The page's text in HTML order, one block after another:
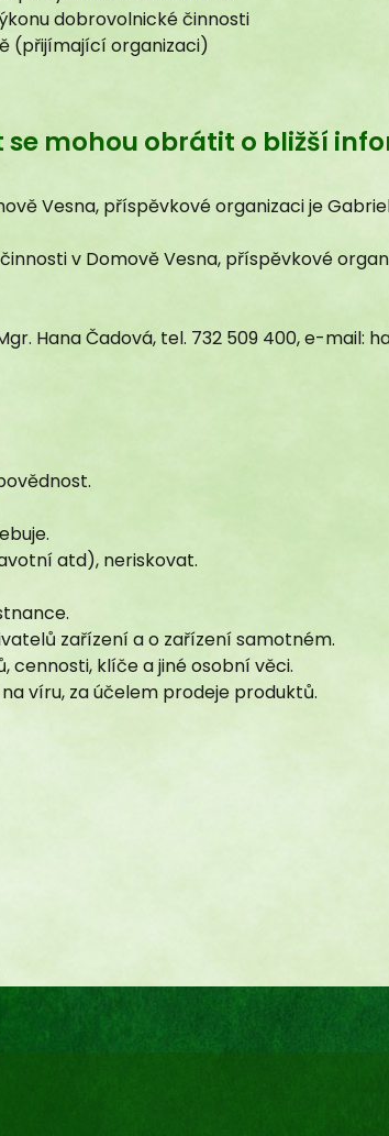
dobrovolnické činnosti
(přijímající organizaci)
Vesna, příspěvkové organizaci je
v Domově Vesna, příspěvkové
Hana Čadová, tel. 732 509 400, e-mail:
atd), neriskovat.
zařízení a o zařízení samotném.
cennosti, klíče a jiné osobní věci.
víru, za účelem prodeje produktů.